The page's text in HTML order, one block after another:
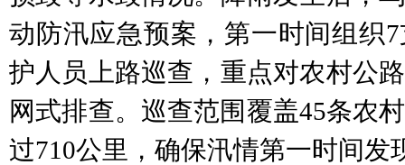
动防汛应急预案，第一时间组织
护人员上路巡查，重点对农村公
网式排查。巡查范围覆盖45条农
过710公里，确保汛情第一时间发